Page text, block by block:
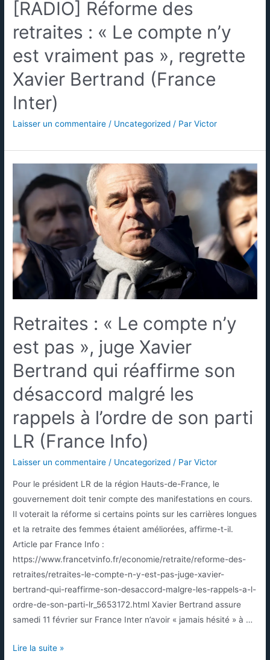
[RADIO] Réforme des
retraites : « Le compte n’y
est vraiment pas », regrette
Xavier Bertrand (France
Inter)
Laisser un commentaire / Uncategorized / ParVictor
Retraites : « Le compte n’y
est pas », juge Xavier
Bertrand qui réaffirme son
désaccord malgré les
rappels à l’ordre de son parti
LR (France Info)
Laisser un commentaire / Uncategorized / ParVictor
Pour le président LR de la région Hauts-de-France, le
gouvernement doit tenir compte des manifestations en cours.
Il voterait la réforme si certains points sur les carrières longues
et la retraite des femmes étaient améliorées, affirme-t-il.
Article par France Info :
https://www.francetvinfo.fr/economie/retraite/reforme-des-
retraites/retraites-le-compte-n-y-est-pas-juge-xavier-
bertrand-qui-reaffirme-son-desaccord-malgre-les-rappels-a-l-
ordre-de-son-parti-lr_5653172.html Xavier Bertrand assure
samedi 11 février sur France Inter n’avoir « jamais hésité » à …
Lire la suite »